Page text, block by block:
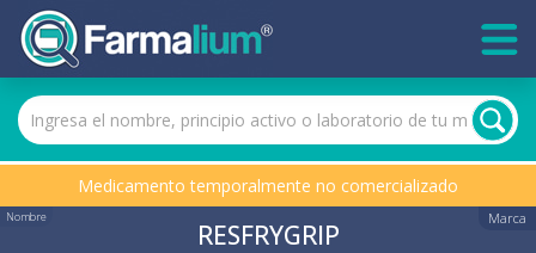
Medicamento temporalmente no comercializado
Nombre Marca
RESFRYGRIP